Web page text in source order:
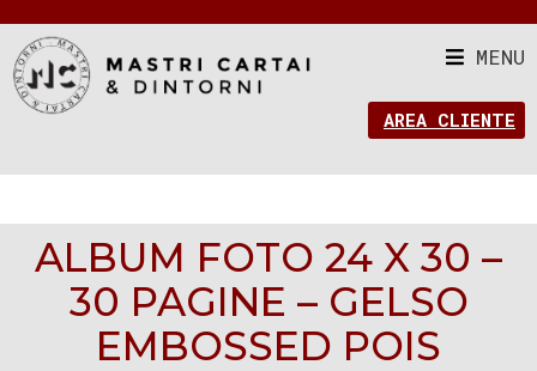
MENU
AREA CLIENTE
ALBUM FOTO 24 X 30 –
30 PAGINE – GELSO
EMBOSSED POIS